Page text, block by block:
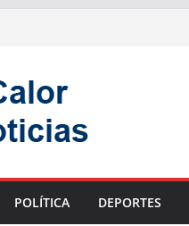
POLÍTICA DEPORTES